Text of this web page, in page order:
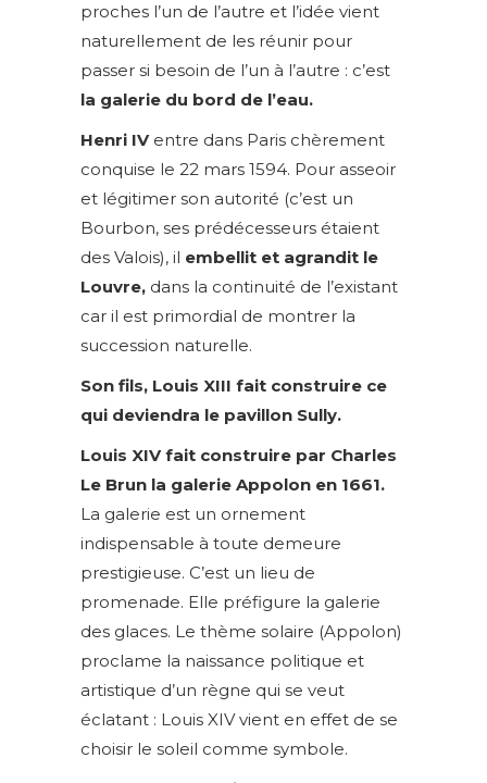
proches l’un de l’autre et l’idée vient
naturellement de les réunir pour
passer si besoin de l’un à l’autre : c’est
la galerie du bord de l’eau.
Henri IVentre dans Paris chèrement
conquise le 22 mars 1594. Pour asseoir
et légitimer son autorité (c’est un
Bourbon, ses prédécesseurs étaient
des Valois), il embellit et agrandit le
Louvre, dans la continuité de l’existant
car il est primordial de montrer la
succession naturelle.
Son fils, Louis XIII fait construire ce
qui deviendra le pavillon Sully.
Louis XIV fait construire par Charles
Le Brun la galerie Appolon en 1661.
La galerie est un ornement
indispensable à toute demeure
prestigieuse. C’est un lieu de
promenade. Elle préfigure la galerie
des glaces. Le thème solaire (Appolon)
proclame la naissance politique et
artistique d’un règne qui se veut
éclatant : Louis XIV vient en effet de se
choisir le soleil comme symbole.